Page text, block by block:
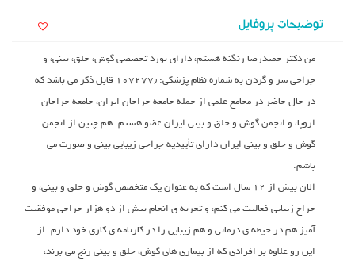
توضیحات پروفایل
من دکتر حمیدرضا زنگنه هستم، دارای بورد تخصصی گوش، حلق، بینی، و
جراحی سر و گردن به شماره نظام پزشکی: ۱۰۷۲۷۷٫ قابل ذکر می باشد که
در حال حاضر در مجامع علمی از جمله جامعه جراحان ایران، جامعه جراحان
اروپا، و انجمن گوش و حلق و بینی ایران عضو هستم. هم چنین از انجمن
گوش و حلق و بینی ایران دارای تأییدیه جراحی زیبایی بینی و صورت می
باشم.
الان بیش از ۱۲ سال است که به عنوان یک متخصص گوش و حلق و بینی، و
جراح زیبایی فعالیت می کنم، و تجربه ی انجام بیش از دو هزار جراحی موفقیت
آمیز هم در حیطه ی درمانی و هم زیبایی را در کارنامه ی کاری خود دارم. از
این رو علاوه بر افرادی که از بیماری های گوش، حلق و بینی رنج می برند،